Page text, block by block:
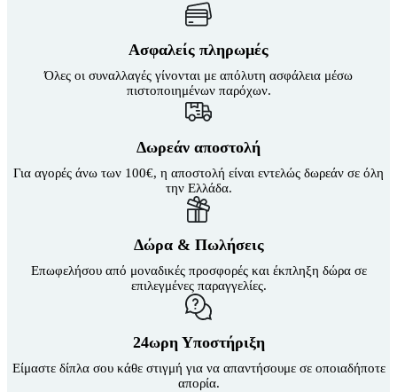
Ασφαλείς πληρωμές
Όλες οι συναλλαγές γίνονται με απόλυτη ασφάλεια μέσω
πιστοποιημένων παρόχων.
Δωρεάν αποστολή
Για αγορές άνω των 100€, η αποστολή είναι εντελώς δωρεάν σε όλη
την Ελλάδα.
Δώρα & Πωλήσεις
Επωφελήσου από μοναδικές προσφορές και έκπληξη δώρα σε
επιλεγμένες παραγγελίες.
24ωρη Υποστήριξη
Είμαστε δίπλα σου κάθε στιγμή για να απαντήσουμε σε οποιαδήποτε
απορία.